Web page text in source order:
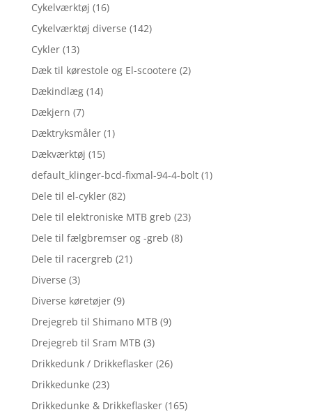
Cykelværktøj (16)
Cykelværktøj diverse (142)
Cykler (13)
Dæk til kørestole og El-scootere (2)
Dækindlæg (14)
Dækjern (7)
Dæktryksmåler (1)
Dækværktøj (15)
default_klinger-bcd-fixmal-94-4-bolt (1)
Dele til el-cykler (82)
Dele til elektroniske MTB greb (23)
Dele til fælgbremser og -greb (8)
Dele til racergreb (21)
Diverse (3)
Diverse køretøjer (9)
Drejegreb til Shimano MTB (9)
Drejegreb til Sram MTB (3)
Drikkedunk / Drikkeflasker (26)
Drikkedunke (23)
Drikkedunke & Drikkeflasker (165)